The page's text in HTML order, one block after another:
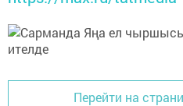
Перейти на